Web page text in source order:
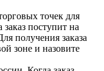
точек для
поступит на
получения заказа
зоне и назовите